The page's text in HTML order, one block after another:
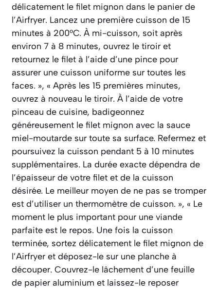
délicatement le filet mignon dans le panier de
l’Airfryer. Lancez une première cuisson de 15
minutes à 200°C. À mi-cuisson, soit après
environ 7 à 8 minutes, ouvrez le tiroir et
retournez le filet à l’aide d’une pince pour
assurer une cuisson uniforme sur toutes les
faces. », « Après les 15 premières minutes,
ouvrez à nouveau le tiroir. À l’aide de votre
pinceau de cuisine, badigeonnez
généreusement le filet mignon avec la sauce
miel-moutarde sur toute sa surface. Refermez et
poursuivez la cuisson pendant 5 à 10 minutes
supplémentaires. La durée exacte dépendra de
l’épaisseur de votre filet et de la cuisson
désirée. Le meilleur moyen de ne pas se tromper
est d’utiliser un thermomètre de cuisson. », « Le
moment le plus important pour une viande
parfaite est le repos. Une fois la cuisson
terminée, sortez délicatement le filet mignon de
l’Airfryer et déposez-le sur une planche à
découper. Couvrez-le lâchement d’une feuille
de papier aluminium et laissez-le reposer